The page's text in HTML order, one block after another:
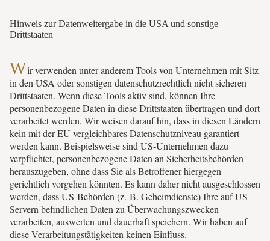
Hinweis zur Datenweitergabe in die USA und sonstige
Drittstaaten
Wir verwenden unter anderem Tools von Unternehmen mit Sitz
in den USA oder sonstigen datenschutzrechtlich nicht sicheren
Drittstaaten. Wenn diese Tools aktiv sind, können Ihre
personenbezogene Daten in diese Drittstaaten übertragen und dort
verarbeitet werden. Wir weisen darauf hin, dass in diesen Ländern
kein mit der EU vergleichbares Datenschutzniveau garantiert
werden kann. Beispielsweise sind US-Unternehmen dazu
verpflichtet, personenbezogene Daten an Sicherheitsbehörden
herauszugeben, ohne dass Sie als Betroffener hiergegen
gerichtlich vorgehen könnten. Es kann daher nicht ausgeschlossen
werden, dass US-Behörden (z. B. Geheimdienste) Ihre auf US-
Servern befindlichen Daten zu Überwachungszwecken
verarbeiten, auswerten und dauerhaft speichern. Wir haben auf
diese Verarbeitungstätigkeiten keinen Einfluss.